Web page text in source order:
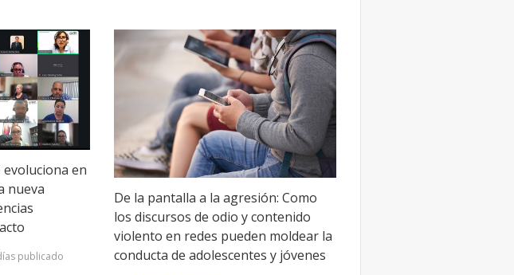
en
nueva
publicado
De la pantalla a la agresión: Como
los discursos de odio y contenido
violento en redes pueden moldear la
conducta de adolescentes y jóvenes